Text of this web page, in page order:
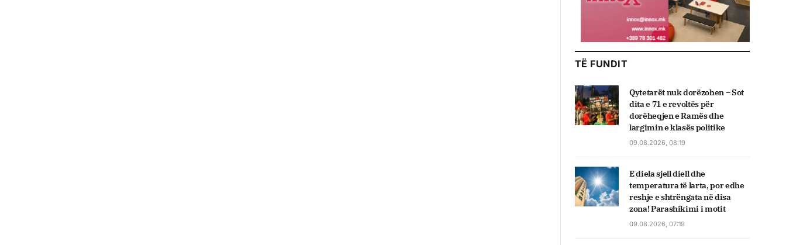
TË FUNDIT
Qytetarët nuk dorëzohen – Sot
dita e 71 e revoltës për
dorëheqjen e Ramës dhe
largimin e klasës politike
09.08.2026, 08:19
E diela sjell diell dhe
temperatura të larta, por edhe
reshje e shtrëngata në disa
zona! Parashikimi i motit
09.08.2026, 07:19